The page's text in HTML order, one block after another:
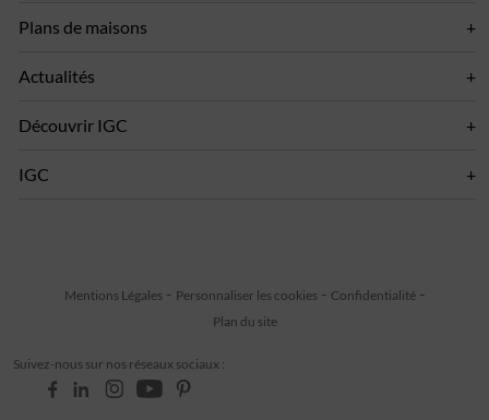
Plans de maisons
Actualités
Découvrir IGC
IGC
Suivez-nous sur nos réseaux sociaux :
Mentions Légales Personnaliser les cookies
Confidentialité
Plan du site